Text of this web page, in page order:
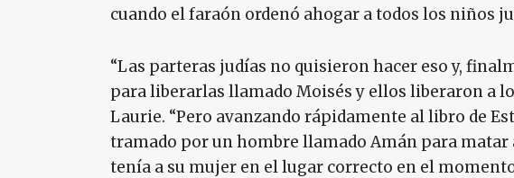
cuando el faraón ordenó ahogar a todos los niños
“Las parteras judías no quisieron hacer eso y,
para liberarlas llamado Moisés y ellos liberaron a
Laurie. “Pero avanzando rápidamente al libro de
tramado por un hombre llamado Amán para matar
tenía a su mujer en el lugar correcto en el